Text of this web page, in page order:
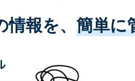
報を、 簡単に